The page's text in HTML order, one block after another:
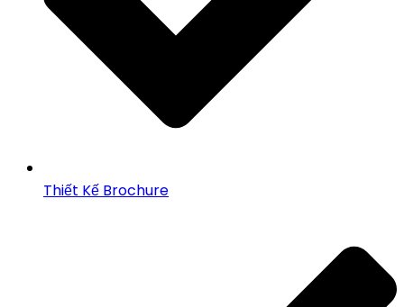
Thiết Kế Brochure